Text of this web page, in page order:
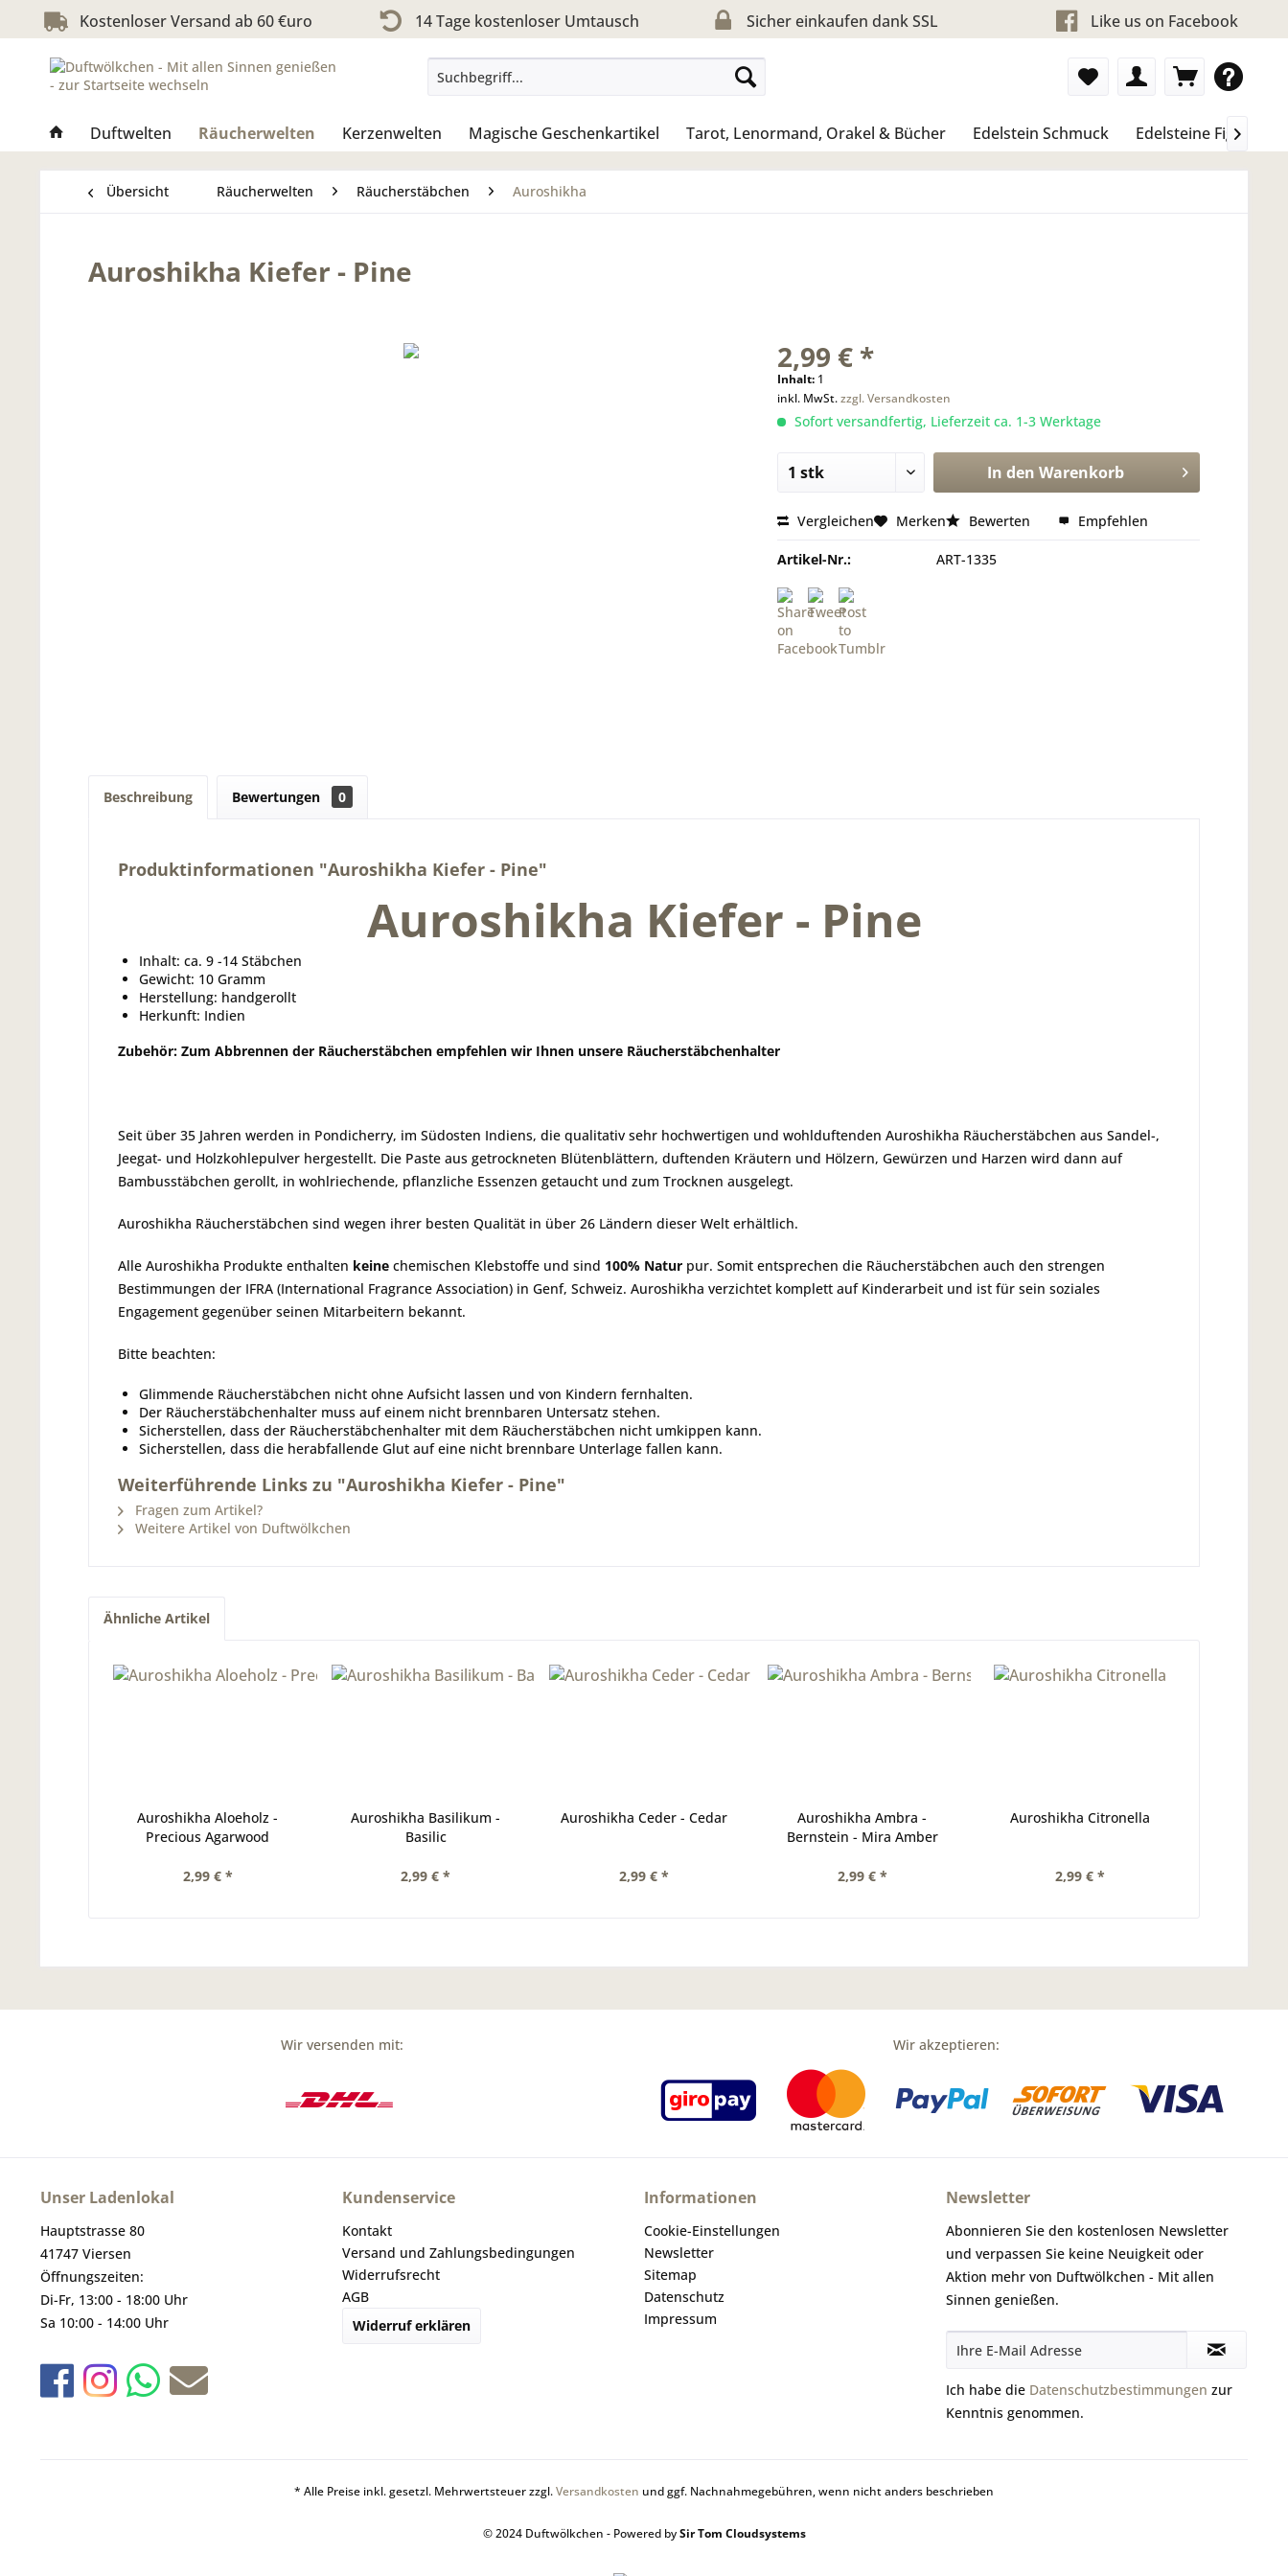
Kostenloser Versand ab 60 €uro 14 Tage kostenloser Umtausch Sicher einkaufen dank SSL Like us on Facebook
Duftwelten Räucherwelten Kerzenwelten Magische Geschenkartikel Tarot, Lenormand, Orakel & Bücher Edelstein Schmuck Edelsteine Figure &

Übersicht Räucherwelten Räucherstäbchen Auroshikha
Auroshikha Kiefer - Pine
2,99 € *
Inhalt: 1
inkl. MwSt.zzgl. Versandkosten
Sofort versandfertig, Lieferzeit ca. 1-3 Werktage
In den Warenkorb
Vergleichen Merken Bewerten Empfehlen
Artikel-Nr.: ART-1335
Beschreibung Bewertungen 0
Produktinformationen "Auroshikha Kiefer - Pine"
Auroshikha Kiefer - Pine
Inhalt: ca. 9 -14 Stäbchen
Gewicht: 10 Gramm
Herstellung: handgerollt
Herkunft: Indien
Zubehör: Zum Abbrennen der Räucherstäbchen empfehlen wir Ihnen unsere Räucherstäbchenhalter
Seit über 35 Jahren werden in Pondicherry, im Südosten Indiens, die qualitativ sehr hochwertigen und wohlduftenden Auroshikha Räucherstäbchen aus Sandel-,
Jeegat- und Holzkohlepulver hergestellt. Die Paste aus getrockneten Blütenblättern, duftenden Kräutern und Hölzern, Gewürzen und Harzen wird dann auf
Bambusstäbchen gerollt, in wohlriechende, pflanzliche Essenzen getaucht und zum Trocknen ausgelegt.
Auroshikha Räucherstäbchen sind wegen ihrer besten Qualität in über 26 Ländern dieser Welt erhältlich.
Alle Auroshikha Produkte enthalten keine chemischen Klebstoffe und sind 100% Natur pur. Somit entsprechen die Räucherstäbchen auch den strengen
Bestimmungen der IFRA (International Fragrance Association) in Genf, Schweiz. Auroshikha verzichtet komplett auf Kinderarbeit und ist für sein soziales
Engagement gegenüber seinen Mitarbeitern bekannt.
Bitte beachten:
Glimmende Räucherstäbchen nicht ohne Aufsicht lassen und von Kindern fernhalten.
Der Räucherstäbchenhalter muss auf einem nicht brennbaren Untersatz stehen.
Sicherstellen, dass der Räucherstäbchenhalter mit dem Räucherstäbchen nicht umkippen kann.
Sicherstellen, dass die herabfallende Glut auf eine nicht brennbare Unterlage fallen kann.
Weiterführende Links zu "Auroshikha Kiefer - Pine"
Fragen zum Artikel?
Weitere Artikel von Duftwölkchen
Ähnliche Artikel
Auroshikha Aloeholz -
Precious Agarwood
2,99 € *
Auroshikha Basilikum -
Basilic
2,99 € *
Auroshikha Ceder - Cedar
2,99 € *
Auroshikha Ambra -
Bernstein - Mira Amber
2,99 € *
Auroshikha Citronella
2,99 € *
Wir versenden mit: Wir akzeptieren:
Unser Ladenlokal
Hauptstrasse 80
41747 Viersen
Öffnungszeiten:
Di-Fr, 13:00 - 18:00 Uhr
Sa 10:00 - 14:00 Uhr
Kundenservice
Kontakt
Versand und Zahlungsbedingungen
Widerrufsrecht
AGB
Widerruf erklären
Informationen
Cookie-Einstellungen
Newsletter
Sitemap
Datenschutz
Impressum
Newsletter
Abonnieren Sie den kostenlosen Newsletter
und verpassen Sie keine Neuigkeit oder
Aktion mehr von Duftwölkchen - Mit allen
Sinnen genießen.
Ich habe die Datenschutzbestimmungen zur
Kenntnis genommen.
* Alle Preise inkl. gesetzl. Mehrwertsteuer zzgl.Versandkosten und ggf. Nachnahmegebühren, wenn nicht anders beschrieben
© 2024 Duftwölkchen - Powered bySir Tom Cloudsystems